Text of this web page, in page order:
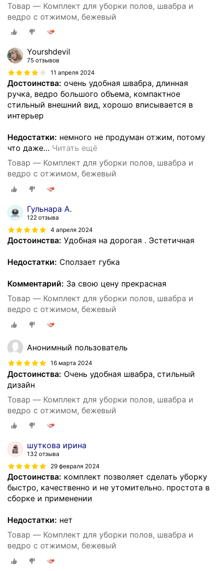
Товар — Комплект для уборки полов, швабра и
ведро с отжимом, бежевый
Yourshdevil
75 отзывов
11 апреля 2024
Достоинства: очень удобная швабра, длинная
ручка, ведро большого объема, компактное
стильный внешний вид, хорошо вписывается в
интерьер
Недостатки: немного не продуман отжим, потому
что даже… Читать ещё
Товар — Комплект для уборки полов, швабра и
ведро с отжимом, бежевый
Гульнара А.
122 отзыва
4 апреля 2024
Достоинства: Удобная на дорогая . Эстетичная
Недостатки: Сползает губка
Комментарий: За свою цену прекрасная
Товар — Комплект для уборки полов, швабра и
ведро с отжимом, бежевый
Анонимный пользователь
16 марта 2024
Достоинства: Очень удобная швабра, стильный
дизайн
Товар — Комплект для уборки полов, швабра и
ведро с отжимом, бежевый
шуткова ирина
132 отзыва
29 февраля 2024
Достоинства: комплект позволяет сделать уборку
быстро, качественно и не утомительно. простота в
сборке и применении
Недостатки: нет
Товар — Комплект для уборки полов, швабра и
ведро с отжимом, бежевый